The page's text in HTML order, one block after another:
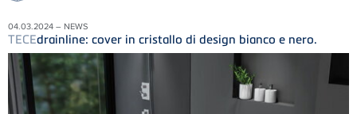
04.03.2024 – NEWS
TECEdrainline: cover in cristallo di design bianco e nero.